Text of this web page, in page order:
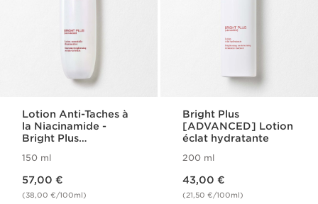
Lotion Anti-Taches à
la Niacinamide -
Bright Plus
150 ml
57,00 €
(38,00 €/100ml)
Bright Plus
[ADVANCED] Lotion
éclat hydratante
200 ml
43,00 €
(21,50 €/100ml)